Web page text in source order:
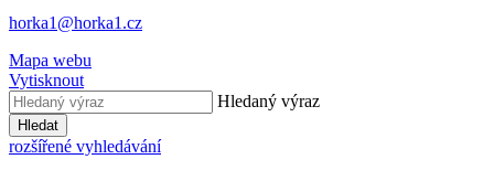
horka1@horka1.cz
Mapa webu
Vytisknout
Hledaný výraz
Hledat
rozšířené vyhledávání